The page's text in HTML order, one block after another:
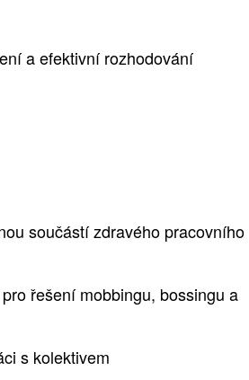
a efektivní rozhodování
součástí zdravého pracovního
řešení mobbingu, bossingu a
s kolektivem